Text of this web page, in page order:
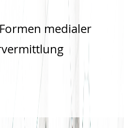
medialer